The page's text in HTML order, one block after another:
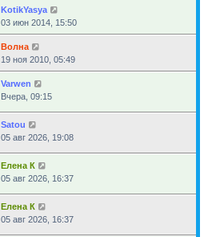
KotikYasya
03 июн 2014, 15:50
Волна
19 ноя 2010, 05:49
Varwen
Вчера, 09:15
Satou
05 авг 2026, 19:08
Елена К
05 авг 2026, 16:37
Елена К
05 авг 2026, 16:37